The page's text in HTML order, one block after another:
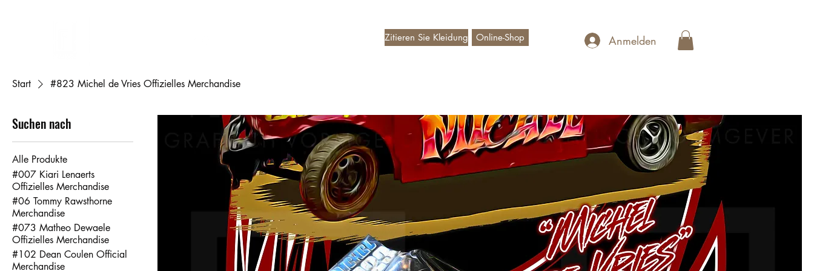
Zitieren Sie Kleidung Anmelden
Online-Shop
Start #823 Michel de Vries Offizielles Merchandise
Suchen nach
Alle Produkte
#007 Kiari Lenaerts
Offizielles Merchandise
#06 Tommy Rawsthorne
Merchandise
#073 Matheo Dewaele
Offizielles Merchandise
#102 Dean Coulen Official
Merchandise